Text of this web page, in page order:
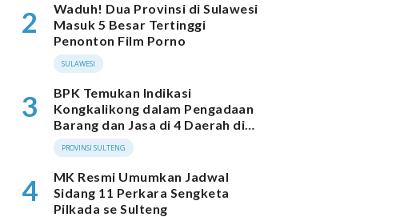
2
Waduh! Dua Provinsi di Sulawesi
Masuk 5 Besar Tertinggi
Penonton Film Porno
SULAWESI
3
BPK Temukan Indikasi
Kongkalikong dalam Pengadaan
Barang dan Jasa di 4 Daerah di
Sulteng
PROVINSI SULTENG
4
MK Resmi Umumkan Jadwal
Sidang 11 Perkara Sengketa
Pilkada se Sulteng